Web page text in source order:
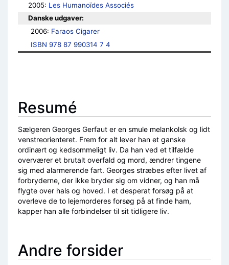
2005: Les Humanoïdes Associés
Danske udgaver:
2006: Faraos Cigarer
ISBN 978 87 990314 7 4
Resumé
Sælgeren Georges Gerfaut er en smule melankolsk og lidt
venstreorienteret. Frem for alt lever han et ganske
ordinært og kedsommeligt liv. Da han ved et tilfælde
overværer et brutalt overfald og mord, ændrer tingene
sig med alarmerende fart. Georges stræbes efter livet af
forbryderne, der ikke bryder sig om vidner, og han må
flygte over hals og hoved. I et desperat forsøg på at
overleve de to lejemorderes forsøg på at finde ham,
kapper han alle forbindelser til sit tidligere liv.
Andre forsider